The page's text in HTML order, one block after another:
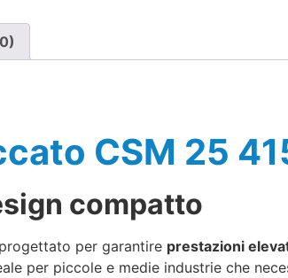
CSM 25
compatto
progettato per garantire prestazioni
per piccole e medie industrie che